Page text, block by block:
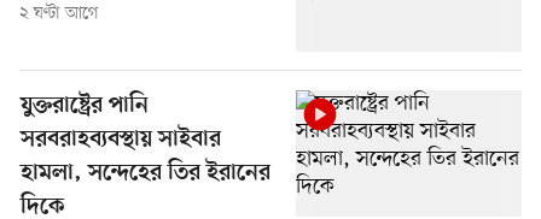
২ ঘণ্টা আগে
যুক্তরাষ্ট্রের পানি
সরবরাহব্যবস্থায় সাইবার
হামলা, সন্দেহের তির ইরানের
দিকে